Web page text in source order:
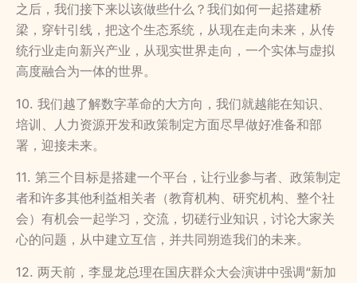
之后，我们接下来以该做些什么？我们如何一起搭建桥
梁，穿针引线，把这个生态系统，从现在走向未来，从传
统行业走向新兴产业，从现实世界走向，一个实体与虚拟
高度融合为一体的世界。
10. 我们越了解数字革命的大方向，我们就越能在知识、
培训、人力资源开发和政策制定方面尽早做好准备和部
署，迎接未来。
11. 第三个目标是搭建一个平台，让行业参与者、政策制定
者和许多其他利益相关者（教育机构、研究机构、整个社
会）有机会一起学习，交流，切磋行业知识，讨论大家关
心的问题，从中建立互信，并共同朔造我们的未来。
12. 两天前，李显龙总理在国庆群众大会演讲中强调“新加